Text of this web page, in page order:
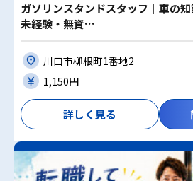
ガソリンスタンドスタッフ｜車の
未経験・無資…
川口市柳根町1番地2
1,150円
詳しく見る